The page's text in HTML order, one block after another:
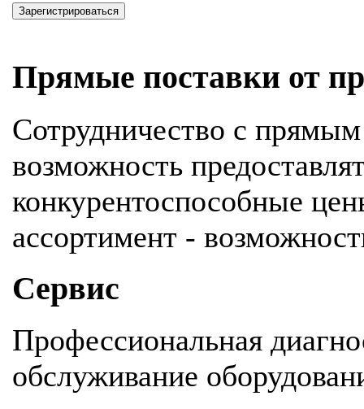
Зарегистрироваться
Прямые поставки от
Сотрудничество с
возможность
конкурентоспособные
ассортимент -
Сервис
Профессиональная
обслуживание